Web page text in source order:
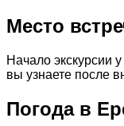
Место
Начало экскурсии
вы узнаете после
Погода в